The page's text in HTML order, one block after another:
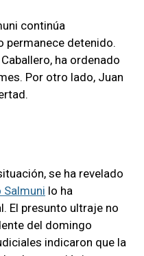
continúa
permanece detenido.
ha ordenado
Por otro lado, Juan
se ha revelado
lo ha
El presunto ultraje no
del domingo
indicaron que la